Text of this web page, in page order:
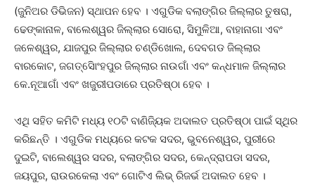
(ଜୁନିଅର ଡିଭିଜନ) ସ୍ଥାପନ ହେବ । ଏଗୁଡିକ ବଲାଙ୍ଗିର ଜିଲ୍ଲାର ତୁଷରା,
ଢେଙ୍କାନାଳ, ବାଲେଶ୍ୱର ଜିଲ୍ଲାର ସୋରୋ, ସିମୁଳିଆ, ବାହାନାଗା ଏବଂ
ଜଳେଶ୍ୱର, ଯାଜପୁର ଜିଲ୍ଲାର ଚଣ୍ଡିଖୋଲ, ଦେବଗଡ ଜିଲ୍ଲାର
ବାରକୋଟ, ଜଗତ୍ସିୋଂହପୁର ଜିଲ୍ଲାର ନାଉଗାଁ ଏବଂ କନ୍ଧମାଳ ଜିଲ୍ଲାର
କେ.ନୂଆଗାଁ ଏବଂ ଖଜୁରୀପଡାରେ ପ୍ରତିଷ୍ଠା ହେବ ।
ଏଥି ସହିତ କମିଟି ମଧ୍ୟ ୧୦ଟି ବାଣିଜ୍ୟିକ ଅଦାଲତ ପ୍ରତିଷ୍ଠା ପାଇଁ ସ୍ଥିର
କରିଛନ୍ତି । ଏଗୁଡିକ ମଧ୍ୟରେ କଟକ ସଦର, ଭୁବନେଶ୍ୱର, ପୁରୀରେ
ଦୁଇଟି, ବାଲେଶ୍ୱର ସଦର, ବଲାଙ୍ଗିର ସଦର, କେନ୍ଦ୍ରାପଡା ସଦର,
ଜୟପୁର, ରାଉରକେଲା ଏବଂ ଗୋଟିଏ ଲିଭ୍ ରିଜର୍ଭ ଅଦାଲତ ହେବ ।